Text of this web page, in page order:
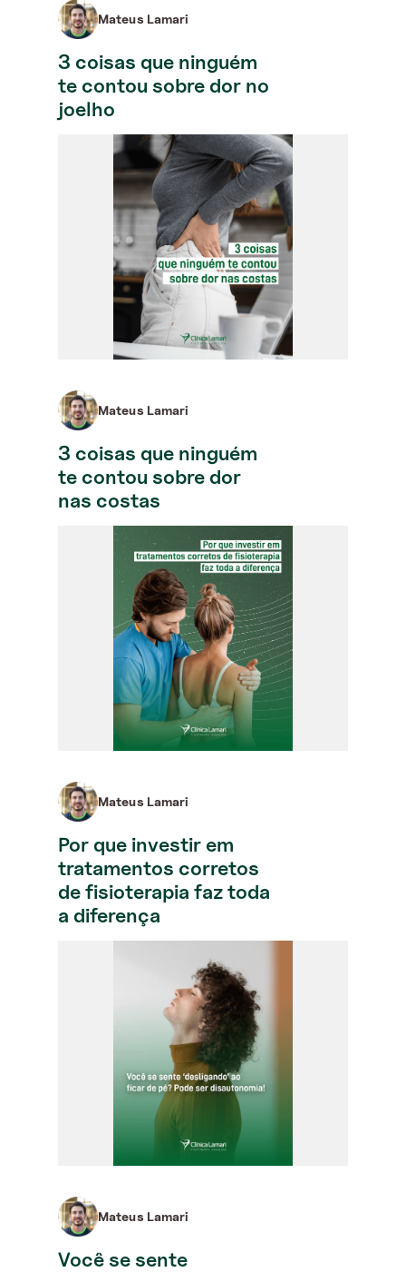
Mateus Lamari
3 coisas que ninguém
te contou sobre dor no
joelho
Mateus Lamari
3 coisas que ninguém
te contou sobre dor
nas costas
Mateus Lamari
Por que investir em
tratamentos corretos
de fisioterapia faz toda
a diferença
Mateus Lamari
Você se sente